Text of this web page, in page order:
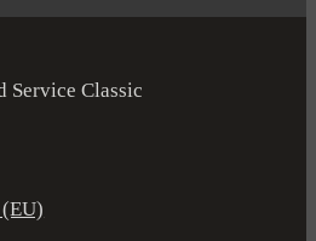
Service Classic